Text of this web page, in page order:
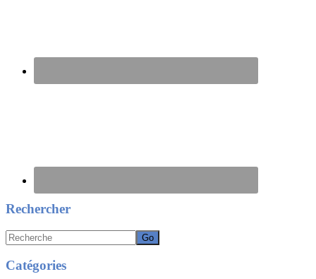
Rechercher
Recherche
Catégories